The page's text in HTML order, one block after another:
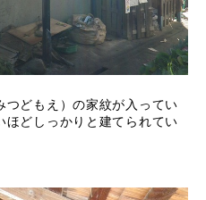
つどもえ）の家紋が入ってい
ほどしっかりと建てられてい